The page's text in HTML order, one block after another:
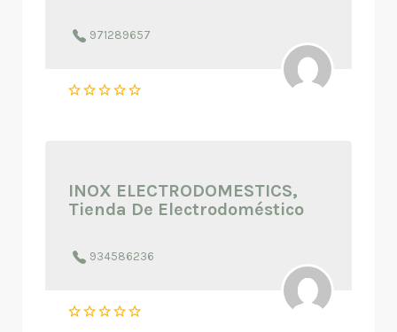
971289657
INOX ELECTRODOMESTICS,
Tienda De Electrodoméstico
934586236